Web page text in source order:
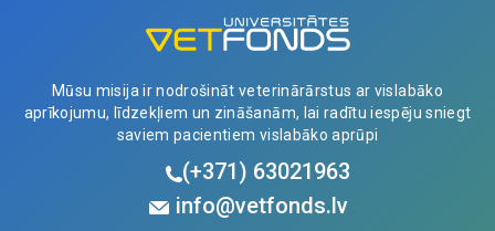
Mūsu misija ir nodrošināt veterinārārstus ar vislabāko
aprīkojumu, līdzekļiem un zināšanām, lai radītu iespēju sniegt
saviem pacientiem vislabāko aprūpi
(+371) 63021963
info@vetfonds.lv